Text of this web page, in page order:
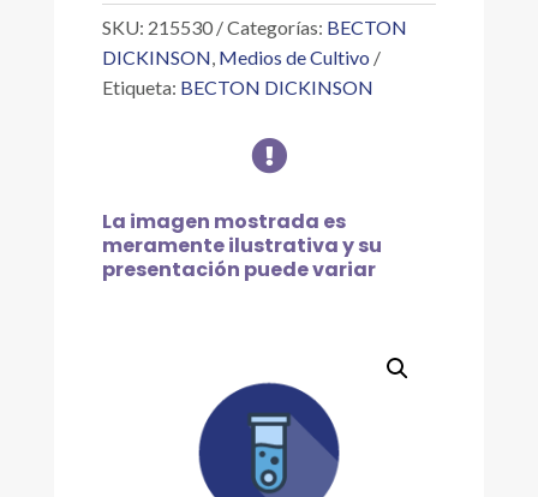
ANHIDRA)
G
cantidad
SKU: 215530 Categorías: BECTON
DICKINSON, Medios de Cultivo
Etiqueta: BECTON DICKINSON

La imagen mostrada es
meramente ilustrativa y su
presentación puede variar